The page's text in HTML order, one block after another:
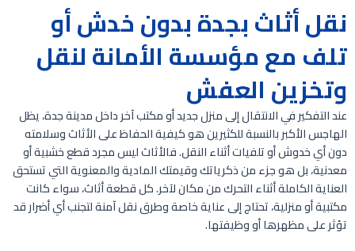
نقل أثاث بجدة بدون خدش أو
تلف مع مؤسسة الأمانة لنقل
وتخزين العفش
عند التفكير في الانتقال إلى منزل جديد أو مكتب آخر داخل مدينة جدة، يظل
الهاجس الأكبر بالنسبة للكثيرين هو كيفية الحفاظ على الأثاث وسلامته
دون أي خدوش أو تلفيات أثناء النقل. فالأثاث ليس مجرد قطع خشبية أو
معدنية، بل هو جزء من ذكرياتك وقيمتك المادية والمعنوية التي تستحق
العناية الكاملة أثناء التحرك من مكان لآخر. كل قطعة أثاث، سواء كانت
مكتبية أو منزلية، تحتاج إلى عناية خاصة وطرق نقل آمنة لتجنب أي أضرار قد
تؤثر على مظهرها أو وظيفتها.